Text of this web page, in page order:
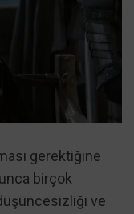
gerektiğine
birçok
ve